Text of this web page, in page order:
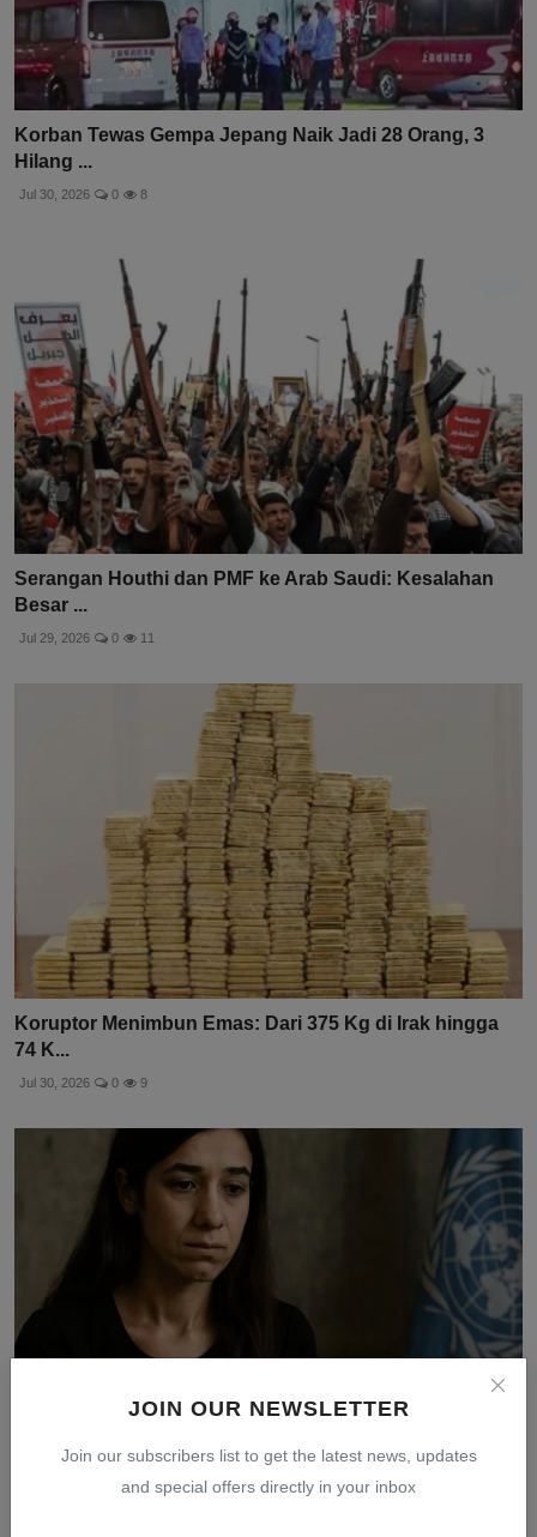
JOIN OUR NEWSLETTER
Join our subscribers list to get the latest news, updates
and special offers directly in your inbox
Korban Tewas Gempa Jepang Naik Jadi 28 Orang, 3
Hilang ...
Jul 30, 2026 0 8
Serangan Houthi dan PMF ke Arab Saudi: Kesalahan
Besar ...
Jul 29, 2026 0 11
Koruptor Menimbun Emas: Dari 375 Kg di Irak hingga
74 K...
Jul 30, 2026 0 9
Nadia Murad: 12 Tahun Setelah Genosida ISIS, Keadilan